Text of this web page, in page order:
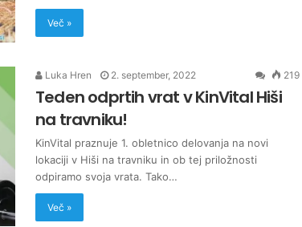
Več »
Luka Hren 2. september, 2022 219
Teden odprtih vrat v KinVital Hiši
na travniku!
KinVital praznuje 1. obletnico delovanja na novi
lokaciji v Hiši na travniku in ob tej priložnosti
odpiramo svoja vrata. Tako…
Več »